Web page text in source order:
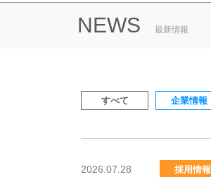
NEWS 最新情報
すべて 企業情報
2026.07.28 採用情報